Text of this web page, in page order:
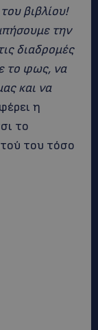
βιβλίου!
την
διαδρομές
το φως, να
και να
η
το
του τόσο